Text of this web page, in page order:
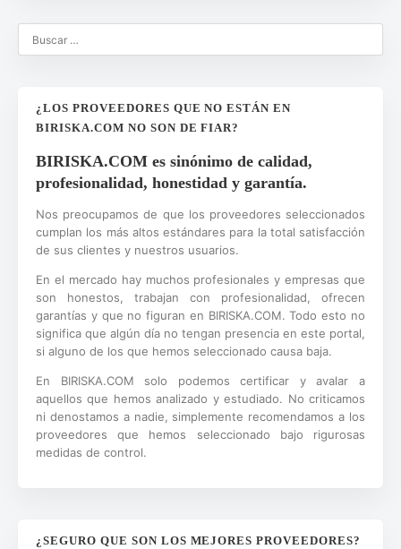
¿LOS PROVEEDORES QUE NO ESTÁN EN
BIRISKA.COM NO SON DE FIAR?
BIRISKA.COM es sinónimo de calidad,
profesionalidad, honestidad y garantía.
Nos preocupamos de que los proveedores seleccionados
cumplan los más altos estándares para la total satisfacción
de sus clientes y nuestros usuarios.
En el mercado hay muchos profesionales y empresas que
son honestos, trabajan con profesionalidad, ofrecen
garantías y que no figuran en BIRISKA.COM. Todo esto no
significa que algún día no tengan presencia en este portal,
si alguno de los que hemos seleccionado causa baja.
En BIRISKA.COM solo podemos certificar y avalar a
aquellos que hemos analizado y estudiado. No criticamos
ni denostamos a nadie, simplemente recomendamos a los
proveedores que hemos seleccionado bajo rigurosas
medidas de control.
¿SEGURO QUE SON LOS MEJORES PROVEEDORES?